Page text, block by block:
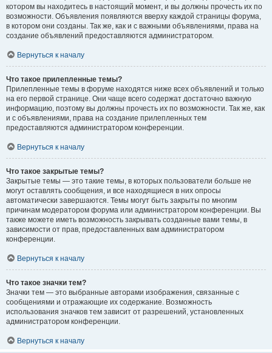
котором вы находитесь в настоящий момент, и вы должны прочесть их по
возможности. Объявления появляются вверху каждой страницы форума,
в котором они созданы. Так же, как и с важными объявлениями, права на
создание объявлений предоставляются администратором.
Вернуться к началу
Что такое прилепленные темы?
Прилепленные темы в форуме находятся ниже всех объявлений и только
на его первой странице. Они чаще всего содержат достаточно важную
информацию, поэтому вы должны прочесть их по возможности. Так же, как
и с объявлениями, права на создание прилепленных тем
предоставляются администратором конференции.
Вернуться к началу
Что такое закрытые темы?
Закрытые темы — это такие темы, в которых пользователи больше не
могут оставлять сообщения, и все находящиеся в них опросы
автоматически завершаются. Темы могут быть закрыты по многим
причинам модератором форума или администратором конференции. Вы
также можете иметь возможность закрывать созданные вами темы, в
зависимости от прав, предоставленных вам администратором
конференции.
Вернуться к началу
Что такое значки тем?
Значки тем — это выбранные авторами изображения, связанные с
сообщениями и отражающие их содержание. Возможность
использования значков тем зависит от разрешений, установленных
администратором конференции.
Вернуться к началу